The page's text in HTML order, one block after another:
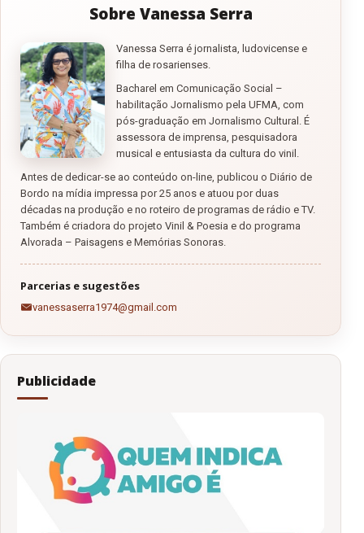
Sobre Vanessa Serra
Vanessa Serra é jornalista, ludovicense e
filha de rosarienses.
Bacharel em Comunicação Social –
habilitação Jornalismo pela UFMA, com
pós-graduação em Jornalismo Cultural. É
assessora de imprensa, pesquisadora
musical e entusiasta da cultura do vinil.
Antes de dedicar-se ao conteúdo on-line, publicou o Diário de
Bordo na mídia impressa por 25 anos e atuou por duas
décadas na produção e no roteiro de programas de rádio e TV.
Também é criadora do projeto Vinil & Poesia e do programa
Alvorada – Paisagens e Memórias Sonoras.
Parcerias e sugestões
vanessaserra1974@gmail.com
Publicidade